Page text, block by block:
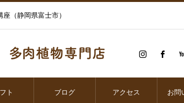
（静岡県富士市）
ト ブログ アクセス お問